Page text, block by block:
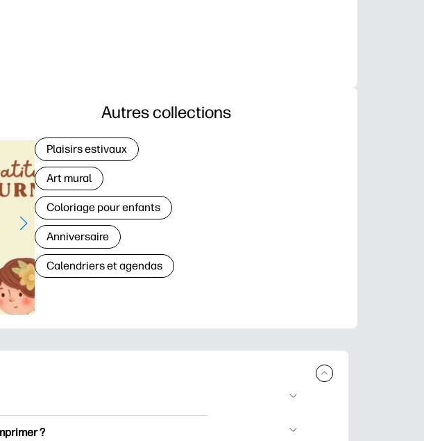
Autres collections
Plaisirs estivaux
Art mural
Coloriage pour enfants
Anniversaire
Calendriers et agendas
?